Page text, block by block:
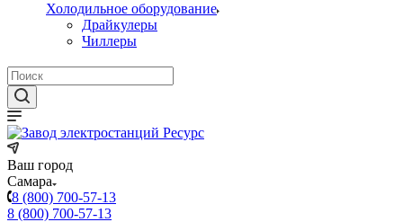
Холодильное оборудование
Драйкулеры
Чиллеры
Ваш город
Самара
8 (800) 700-57-13
8 (800) 700-57-13